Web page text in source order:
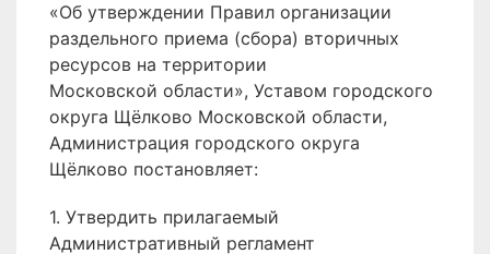
«Об утверждении Правил организации
раздельного приема (сбора) вторичных
ресурсов на территории
Московской области», Уставом городского
округа Щёлково Московской области,
Администрация городского округа
Щёлково постановляет:
1. Утвердить прилагаемый
Административный регламент